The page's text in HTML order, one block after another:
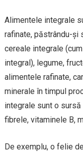
Alimentele integrale
rafinate, păstrându-și
cereale integrale
integral), legume,
alimentele rafinate,
minerale în timpul
integrale sunt o
fibrele, vitaminele B,
De exemplu, o felie